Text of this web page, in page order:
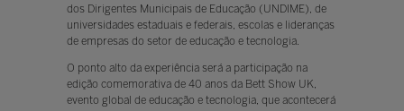
dos Dirigentes Municipais de Educação (UNDIME), de
universidades estaduais e federais, escolas e lideranças
de empresas do setor de educação e tecnologia.
O ponto alto da experiência será a participação na
edição comemorativa de 40 anos da Bett Show UK,
evento global de educação e tecnologia, que acontecerá